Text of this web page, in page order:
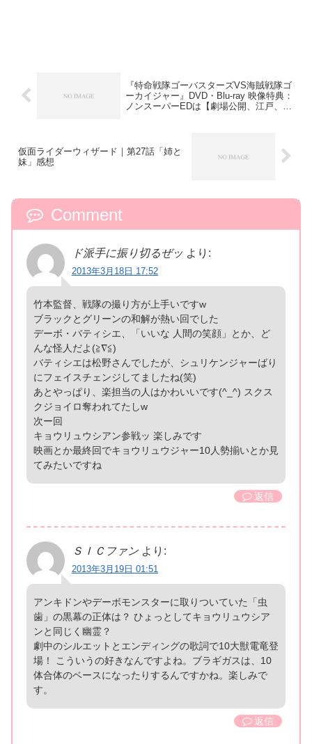
『特命戦隊ゴーバスターズVS海賊戦隊ゴ
ーカイジャー』DVD・Blu-ray 映像特典：
ノンスーパーEDは【劇場公開、江戸、
仮面ライダーウィザード｜第27話「姉と
妹」感想
Comment
ド派手に振り切るぜッ より:
2013年3月18日 17:52
竹本監督、戦隊の撮り方が上手いですw
ブラックとグリーンの和解が熱い回でした
デーボ・バティシエ、「いいな 人間の笑顔」とか、ど
んな怪人だよ(≧∇≦)
バティシエは松野さんでしたが、シュリケンジャーばり
にフェイスチェンジしてましたね(笑)
あとやっぱり、楽担当の人はかわいいです(^_^) スクス
クジョイロ奪われてたしw
次ー回
キョウリュウシアン参戦ッ 楽しみです
映画とか最終回でキョウリュウジャー10人勢揃いとか見
てみたいですね
返信
ＳＩＣファン より:
2013年3月19日 01:51
アンキドンやデーボモンスターに取りついていた「虫
歯」の黒幕の正体は？ ひょっとしてキョウリュウシア
ンと同じく幽霊？
劇中のシルエットとエンディングの歌詞で10大獣電竜登
場！ こういうの好きなんですよね。ブラギガスは、10
体合体のベースになったりするんですかね。楽しみで
す。
返信